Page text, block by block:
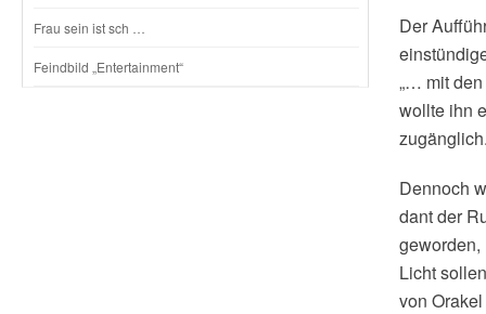
Frau sein ist sch …
Feindbild „Entertainment“
Der
„… mit den
wollte ihn
Dennoch
dant der
Licht
von